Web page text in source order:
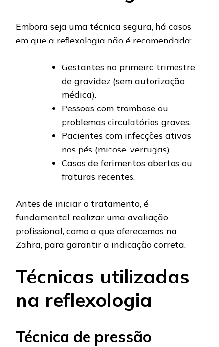
Embora seja uma técnica segura, há casos
em que a reflexologia não é recomendada:
Gestantes no primeiro trimestre
de gravidez (sem autorização
médica).
Pessoas com trombose ou
problemas circulatórios graves.
Pacientes com infecções ativas
nos pés (micose, verrugas).
Casos de ferimentos abertos ou
fraturas recentes.
Antes de iniciar o tratamento, é
fundamental realizar uma avaliação
profissional, como a que oferecemos na
Zahra, para garantir a indicação correta.
Técnicas utilizadas
na reflexologia
Técnica de pressão